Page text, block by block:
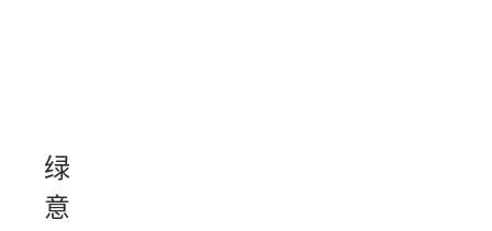
绿
意